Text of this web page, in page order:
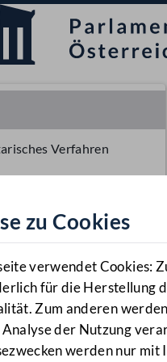
öffnen
zu Cookies
verwendet Cookies:
für die Herstellung
Zum anderen
der Nutzung
werden nur mit
Verfahren